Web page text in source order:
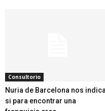
Consultorio
Nuria de Barcelona nos indica
si para encontrar una